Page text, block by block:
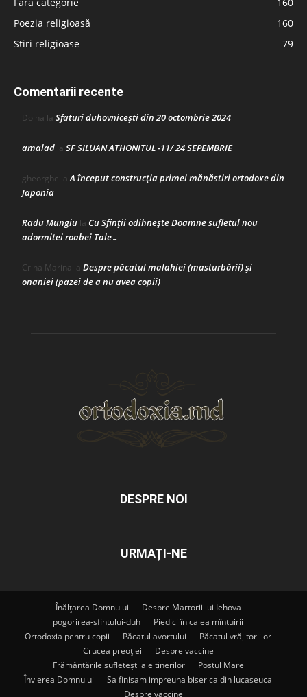
Poezia religioasă
160
Stiri religioase
79
Comentarii recente
Doina la Sfaturi duhovnicești din 20 octombrie 2024
amalad la SF SILUAN ATHONITUL -11/ 24 SEPEMBRIE
gheorghe laA început construcţia primei mănăstiri ortodoxe din
Japonia
Radu Mungiu la Cu Sfinții odihnește Doamne sufletul nou
adormitei roabei Tale…
Crina Marina la Despre păcatul malahiei (masturbării) şi
onaniei (pazei de a nu avea copii)
DESPRE NOI
URMAȚI-NE
Înălțarea Domnului
Despre Martorii lui Iehova
pogorirea-sfintului-duh
Piedici în calea mîntuirii
Ortodoxia pentru copii
Păcatul avortului
Păcatul vrăjitoriilor
Crucea preoției
Despre vaccine
Frământările sufletești ale tinerilor
Postul Mare
Învierea Domnului
Sa finisam impreuna biserica din lucaseuca
Despre vaccine